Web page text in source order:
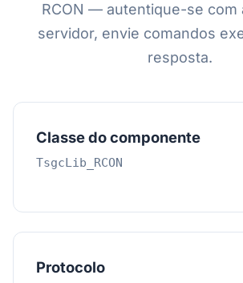
RCON — autentique-se com
servidor, envie comandos
resposta.
Classe do componente
TsgcLib_RCON
Protocolo